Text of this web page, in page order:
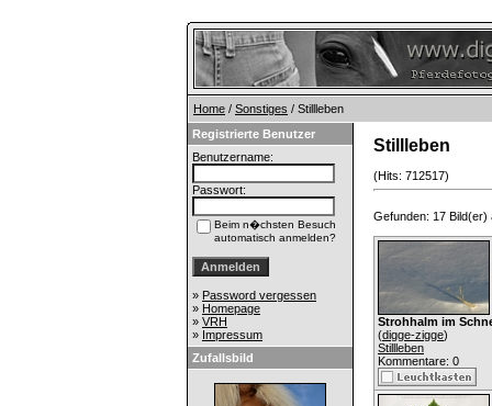
Home / Sonstiges / Stillleben
Registrierte Benutzer
Benutzername:
Passwort:
Beim n�chsten Besuch
automatisch anmelden?
» Password vergessen
» Homepage
» VRH
» Impressum
Zufallsbild
Stillleben
(Hits: 712517)
Gefunden: 17 Bild(er)
Strohhalm im
(digge-zigge)
Stillleben
Kommentare: 0